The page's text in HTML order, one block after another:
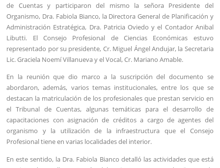
de Cuentas y participaron del mismo la señora Presidente del
Organismo, Dra. Fabiola Bianco, la Directora General de Planificación y
Administración Estratégica, Dra. Patricia Oviedo y el Contador Anibal
Libutti. El Consejo Profesional de Ciencias Económicas estuvo
representado por su presidente, Cr. Miguel Ángel Andujar, la Secretaria
Lic. Graciela Noemí Villanueva y el Vocal, Cr. Mariano Amable.
En la reunión que dio marco a la suscripción del documento se
abordaron, además, varios temas institucionales, entre los que se
destacan la matriculación de los profesionales que prestan servicio en
el Tribunal de Cuentas, algunas temáticas para el desarrollo de
capacitaciones con asignación de créditos a cargo de agentes del
organismo y la utilización de la infraestructura que el Consejo
Profesional tiene en varias localidades del interior.
En este sentido, la Dra. Fabiola Bianco detalló las actividades que está